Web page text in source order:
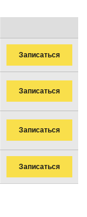
Записаться
Записаться
Записаться
Записаться